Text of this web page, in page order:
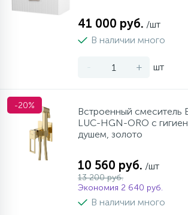
41 000 руб. /шт
В наличии много
- + шт
-20%
Встроенный смеситель
LUC-HGN-ORO с
душем, золото
10 560 руб. /шт
13 200 руб.
Экономия 2 640 руб.
В наличии много